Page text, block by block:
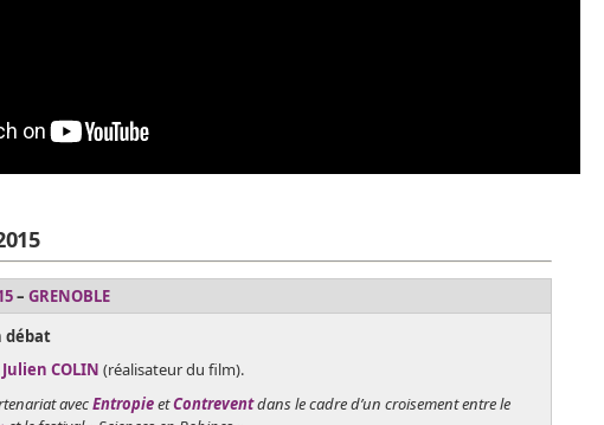
– GRENOBLE
débat
Julien COLIN (réalisateur du film).
avecEntropieetContreventdans le cadre d’un croisement entre le